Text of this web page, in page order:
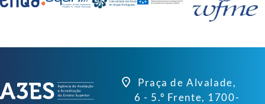
Praça de Alvalade,
6 - 5.º Frente, 1700-